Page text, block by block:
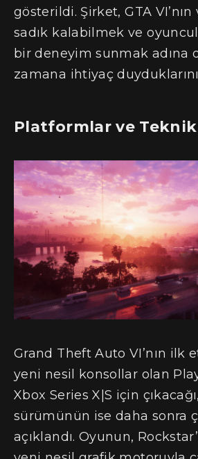
gösterildi. Şirket, GTA
sadık kalabilmek ve
bir deneyim sunmak adına
zamana ihtiyaç
Platformlar ve
Grand Theft Auto VI’nın ilk
yeni nesil konsollar olan
Xbox Series X|S için
sürümünün ise daha sonra
açıklandı. Oyunun,